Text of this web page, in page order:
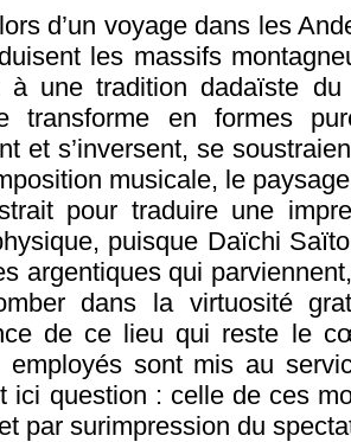
d’un voyage dans les
les massifs
à une tradition dadaïste
transforme en formes
et s’inversent, se
musicale, le
pour traduire une
puisque Daïchi
argentiques qui
dans la virtuosité
de ce lieu qui reste le
employés sont mis au
ici question : celle de ces
par surimpression du